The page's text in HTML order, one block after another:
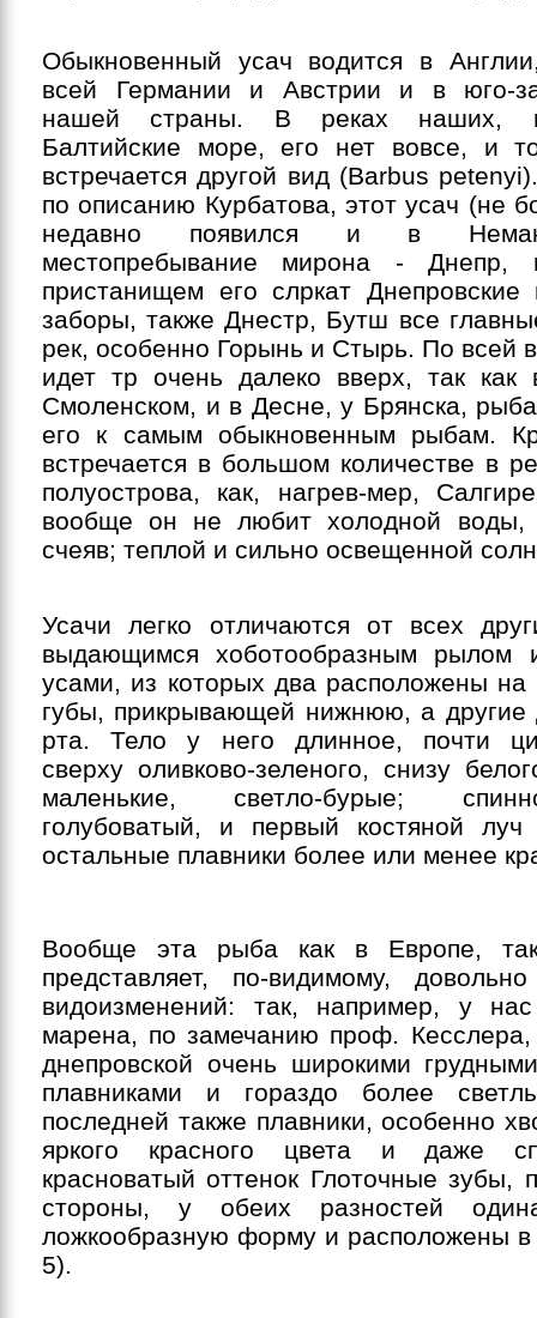
Обыкновенный усач водится в
всей Германии и Австрии и в юго-
нашей страны. В реках наших,
Балтийские море, его нет вовсе, и
встречается другой вид (Barbus
по описанию Курбатова, этот усач (не
недавно появился и в
местопребывание мирона - Днепр,
пристанищем его слркат
заборы, также Днестр, Бутш все
рек, особенно Горынь и Стырь. По всей
идет тр очень далеко вверх, так
Смоленском, и в Десне, у Брянска,
его к самым обыкновенным рыбам.
встречается в большом количестве в
полуострова, как, нагрев-мер,
вообще он не любит холодной воды,
счеяв; теплой и сильно освещенной
Усачи легко отличаются от всех
выдающимся хоботообразным рылом
усами, из которых два расположены на
губы, прикрывающей нижнюю, а другие
рта. Тело у него длинное, почти
сверху оливково-зеленого, снизу
маленькие, светло-бурые;
голубоватый, и первый костяной луч
остальные плавники более или менее
Вообще эта рыба как в Европе,
представляет, по-видимому,
видоизменений: так, например, у нас
марена, по замечанию проф. Кесслера,
днепровской очень широкими
плавниками и гораздо более
последней также плавники, особенно
яркого красного цвета и даже
красноватый оттенок Глоточные зубы,
стороны, у обеих разностей
ложкообразную форму и расположены в
5).